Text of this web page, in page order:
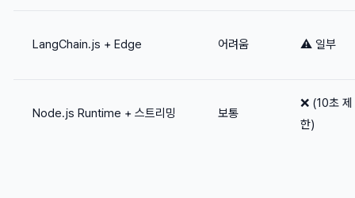
LangChain.js + Edge 어려움 ⚠️ 일부
Node.js Runtime + 스트리밍 보통
❌ (10초 제
한)